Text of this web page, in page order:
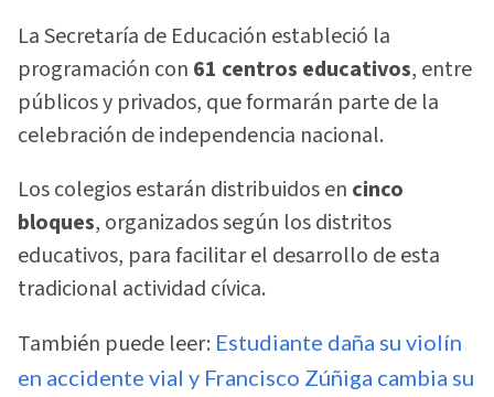
La Secretaría de Educación estableció la
programación con 61 centros educativos, entre
públicos y privados, que formarán parte de la
celebración de independencia nacional.
Los colegios estarán distribuidos en cinco
bloques, organizados según los distritos
educativos, para facilitar el desarrollo de esta
tradicional actividad cívica.
También puede leer: Estudiante daña su violín
en accidente vial y Francisco Zúñiga cambia su